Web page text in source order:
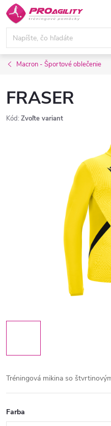
Prejsť
na
obsah
Macron - Športové oblečenie
FRASER
Kód: Zvoľte variant
Tréningová mikina so
Farba